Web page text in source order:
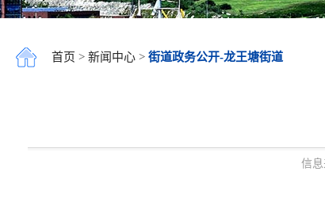
首页 > 新闻中心>街道政务公开-龙王塘街道
信